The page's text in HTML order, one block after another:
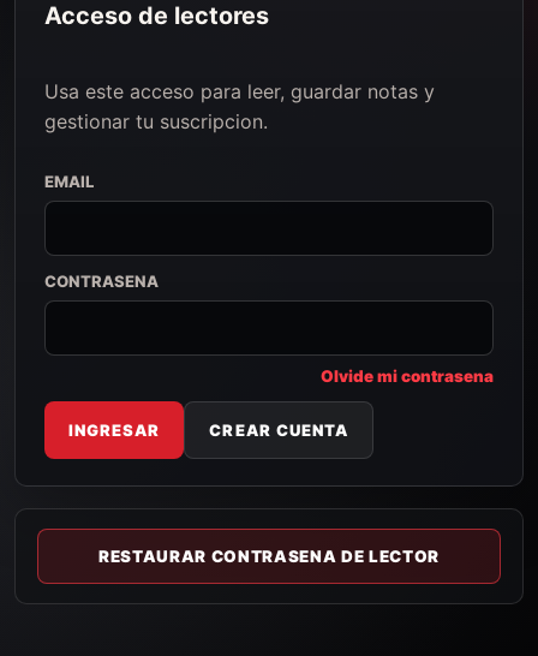
Acceso de lectores
Usa este acceso para leer, guardar notas y
gestionar tu suscripcion.
EMAIL
CONTRASENA
Olvide mi contrasena
INGRESAR CREAR CUENTA
RESTAURAR CONTRASENA DE LECTOR